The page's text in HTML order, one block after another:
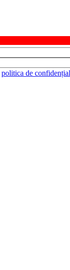
politica de